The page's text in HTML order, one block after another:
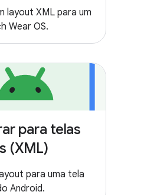
layout XML para um
Wear OS.
para telas
(XML)
para uma tela
Android.